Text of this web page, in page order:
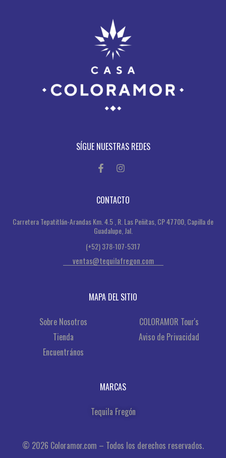
MAPA DEL SITIO
Sobre Nosotros
Tienda
Encuentrános
COLORAMOR Tour's
Aviso de Privacidad
MARCAS
Tequila Fregón
SÍGUE NUESTRAS REDES
CONTACTO
Carretera Tepatitlán-Arandas Km. 4.5 , R. Las Peñitas, CP 47700, Capilla de
Guadalupe, Jal.
(+52) 378-107-5317
ventas@tequilafregon.com
© 2026 Coloramor.com – Todos los derechos reservados.